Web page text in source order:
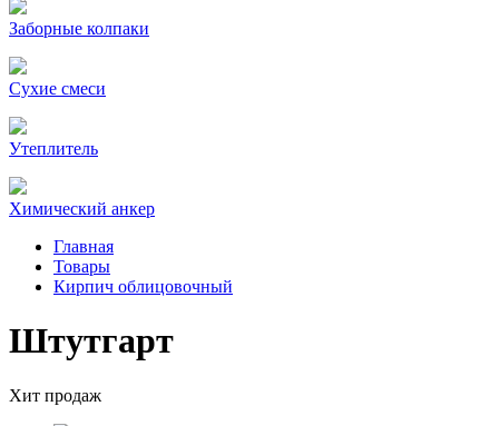
Заборные колпаки
Сухие смеси
Утеплитель
Химический анкер
Главная
Товары
Кирпич облицовочный
Штутгарт
Хит продаж